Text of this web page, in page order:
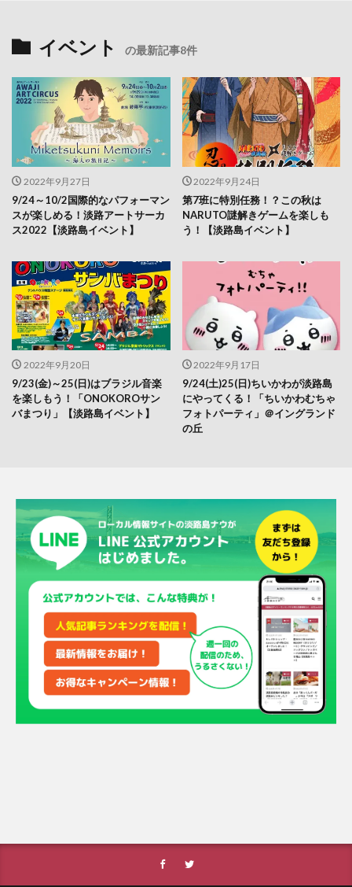
イベント の最新記事8件
2022年9月27日
9/24～10/2国際的なパフォーマン
スが楽しめる！淡路アートサーカ
ス2022【淡路島イベント】
2022年9月24日
第7班に特別任務！？この秋は
NARUTO謎解きゲームを楽しも
う！【淡路島イベント】
2022年9月20日
9/23(金)～25(日)はブラジル音楽
を楽しもう！「ONOKOROサン
バまつり」【淡路島イベント】
2022年9月17日
9/24(土)25(日)ちいかわが淡路島
にやってくる！「ちいかわむちゃ
フォトパーティ」＠イングランド
の丘